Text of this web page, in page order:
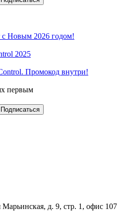
с Новым 2026 годом!
2025
Промокод внутри!
первым
д. 9, стр. 1, офис 107